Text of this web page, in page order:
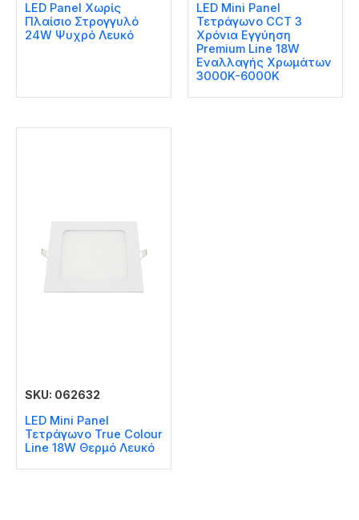
LED Panel Χωρίς
Πλαίσιο Στρογγυλό
24W Ψυχρό Λευκό
LED Mini Panel
Τετράγωνο CCT 3
Χρόνια Εγγύηση
Premium Line 18W
Εναλλαγής Χρωμάτων
3000K-6000K
SKU: 062632
LED Mini Panel
Τετράγωνο True Colour
Line 18W Θερμό Λευκό